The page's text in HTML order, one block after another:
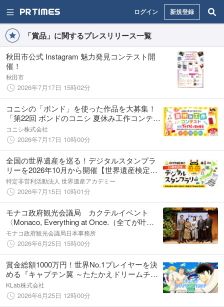
ログイン 新規登録
「賞品」に関するプレスリリース一覧
秋田市公式 Instagram 魅力発見コンテスト開
催！
秋田市
2026年7月17日 15時02分
コニシの「ボンド」を使った作品を大募集！
「第22回 ボンドのコニシ 夏休み工作コンテス
ト」開催
コニシ株式会社
2026年7月17日 10時00分
全国の世界遺産を巡る！デジタルスタンプラ
リーを2026年10月から開催【世界遺産検定20
周年記念】
特定非営利活動法人 世界遺産アカデミー
2026年7月15日 10時01分
モナコ政府観光会議局 カクテルイベント
〈Monaco, Everything at Once.（全てが叶う
国、モナコ）〉開催 多彩な魅力を一度に体
験できる、唯一無二のデスティネーションを
訴求
モナコ政府観光会議局日本事務所
2026年6月25日 15時00分
賞金総額1000万円！世界No.1プレイヤーを決
める『キャプテン翼 ～たたかえドリームチー
ム～』公式大会「DREAM CHAMPIONSHIP
2026」キービジュアル＆ティザーPVを解禁！
KLab株式会社
2026年6月25日 12時00分